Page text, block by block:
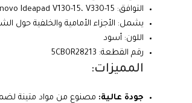
التوافق: Lenovo Ideapad V130-15، V330-15
يشمل: الأجزاء الأمامية والخلفية حول
اللون: أسود
رقم القطعة: 5CB0R28213
المميزات:
جودة عالية: مصنوع من مواد متينة